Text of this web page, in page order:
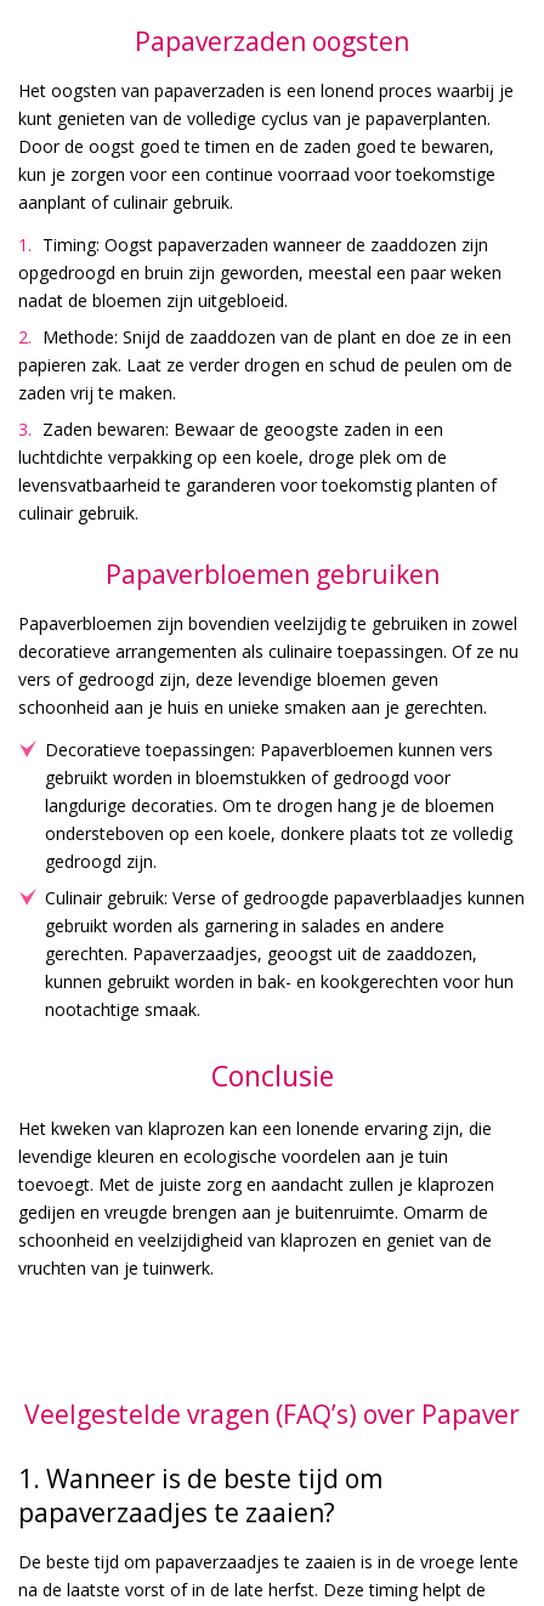
Papaverzaden oogsten
Het oogsten van papaverzaden is een lonend proces waarbij je
kunt genieten van de volledige cyclus van je papaverplanten.
Door de oogst goed te timen en de zaden goed te bewaren,
kun je zorgen voor een continue voorraad voor toekomstige
aanplant of culinair gebruik.
Timing: Oogst papaverzaden wanneer de zaaddozen zijn
opgedroogd en bruin zijn geworden, meestal een paar weken
nadat de bloemen zijn uitgebloeid.
Methode: Snijd de zaaddozen van de plant en doe ze in een
papieren zak. Laat ze verder drogen en schud de peulen om de
zaden vrij te maken.
Zaden bewaren: Bewaar de geoogste zaden in een
luchtdichte verpakking op een koele, droge plek om de
levensvatbaarheid te garanderen voor toekomstig planten of
culinair gebruik.
Papaverbloemen gebruiken
Papaverbloemen zijn bovendien veelzijdig te gebruiken in zowel
decoratieve arrangementen als culinaire toepassingen. Of ze nu
vers of gedroogd zijn, deze levendige bloemen geven
schoonheid aan je huis en unieke smaken aan je gerechten.
Decoratieve toepassingen: Papaverbloemen kunnen vers
gebruikt worden in bloemstukken of gedroogd voor
langdurige decoraties. Om te drogen hang je de bloemen
ondersteboven op een koele, donkere plaats tot ze volledig
gedroogd zijn.
Culinair gebruik: Verse of gedroogde papaverblaadjes kunnen
gebruikt worden als garnering in salades en andere
gerechten. Papaverzaadjes, geoogst uit de zaaddozen,
kunnen gebruikt worden in bak- en kookgerechten voor hun
nootachtige smaak.
Conclusie
Het kweken van klaprozen kan een lonende ervaring zijn, die
levendige kleuren en ecologische voordelen aan je tuin
toevoegt. Met de juiste zorg en aandacht zullen je klaprozen
gedijen en vreugde brengen aan je buitenruimte. Omarm de
schoonheid en veelzijdigheid van klaprozen en geniet van de
vruchten van je tuinwerk.
Veelgestelde vragen (FAQ’s) over Papaver
1. Wanneer is de beste tijd om
papaverzaadjes te zaaien?
De beste tijd om papaverzaadjes te zaaien is in de vroege lente
na de laatste vorst of in de late herfst. Deze timing helpt de